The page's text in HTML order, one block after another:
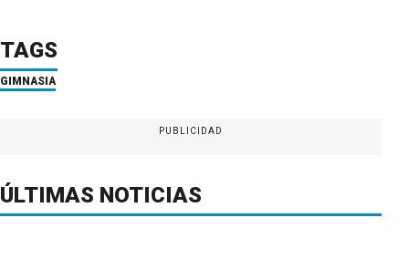
TAGS
GIMNASIA
PUBLICIDAD
ÚLTIMAS NOTICIAS